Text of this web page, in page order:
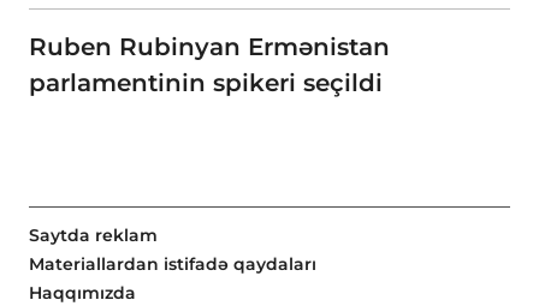
Ruben Rubinyan Ermənistan
parlamentinin spikeri seçildi
Saytda reklam
Materiallardan istifadə qaydaları
Haqqımızda